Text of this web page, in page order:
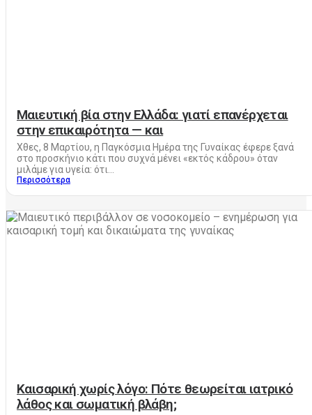
Μαιευτική βία στην Ελλάδα: γιατί επανέρχεται
στην επικαιρότητα — και
Χθες, 8 Μαρτίου, η Παγκόσμια Ημέρα της Γυναίκας έφερε ξανά
στο προσκήνιο κάτι που συχνά μένει «εκτός κάδρου» όταν
μιλάμε για υγεία: ότι...
Περισσότερα
Καισαρική χωρίς λόγο: Πότε θεωρείται ιατρικό
λάθος και σωματική βλάβη;